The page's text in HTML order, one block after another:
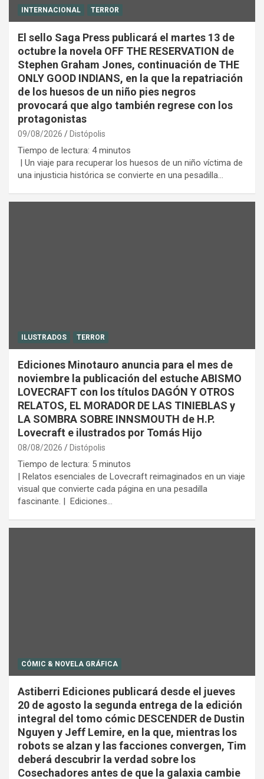
:
INTERNACIONAL TERROR
El sello Saga Press publicará el martes 13 de
octubre la novela OFF THE RESERVATION de
Stephen Graham Jones, continuación de THE
ONLY GOOD INDIANS, en la que la repatriación
de los huesos de un niño pies negros
provocará que algo también regrese con los
protagonistas
09/08/2026 Distópolis
Tiempo de lectura: 4 minutos
| Un viaje para recuperar los huesos de un niño víctima de
una injusticia histórica se convierte en una pesadilla…
ILUSTRADOS TERROR
Ediciones Minotauro anuncia para el mes de
noviembre la publicación del estuche ABISMO
LOVECRAFT con los títulos DAGÓN Y OTROS
RELATOS, EL MORADOR DE LAS TINIEBLAS y
LA SOMBRA SOBRE INNSMOUTH de H.P.
Lovecraft e ilustrados por Tomás Hijo
08/08/2026 Distópolis
Tiempo de lectura: 5 minutos
| Relatos esenciales de Lovecraft reimaginados en un viaje
visual que convierte cada página en una pesadilla
fascinante. | Ediciones…
CÓMIC & NOVELA GRÁFICA
Astiberri Ediciones publicará desde el jueves
20 de agosto la segunda entrega de la edición
integral del tomo cómic DESCENDER de Dustin
Nguyen y Jeff Lemire, en la que, mientras los
robots se alzan y las facciones convergen, Tim
deberá descubrir la verdad sobre los
Cosechadores antes de que la galaxia cambie